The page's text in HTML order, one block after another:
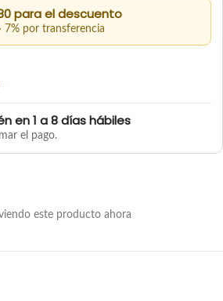
para el descuento
7% por transferencia
en 1 a 8 días hábiles
el pago.
este producto ahora